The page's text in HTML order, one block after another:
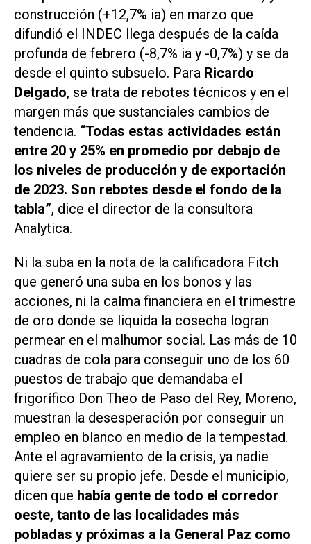
construcción (+12,7% ia) en marzo que
difundió el INDEC llega después de la caída
profunda de febrero (-8,7% ia y -0,7%) y se da
desde el quinto subsuelo. Para Ricardo
Delgado, se trata de rebotes técnicos y en el
margen más que sustanciales cambios de
tendencia. “Todas estas actividades están
entre 20 y 25% en promedio por debajo de
los niveles de producción y de exportación
de 2023. Son rebotes desde el fondo de la
tabla”, dice el director de la consultora
Analytica.
Ni la suba en la nota de la calificadora Fitch
que generó una suba en los bonos y las
acciones, ni la calma financiera en el trimestre
de oro donde se liquida la cosecha logran
permear en el malhumor social. Las más de 10
cuadras de cola para conseguir uno de los 60
puestos de trabajo que demandaba el
frigorífico Don Theo de Paso del Rey, Moreno,
muestran la desesperación por conseguir un
empleo en blanco en medio de la tempestad.
Ante el agravamiento de la crisis, ya nadie
quiere ser su propio jefe. Desde el municipio,
dicen que había gente de todo el corredor
oeste, tanto de las localidades más
pobladas y próximas a la General Paz como